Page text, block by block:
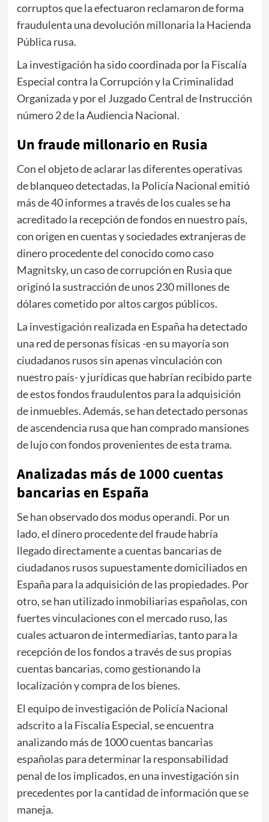
corruptos que la efectuaron reclamaron de forma
fraudulenta una devolución millonaria la Hacienda
Pública rusa.
La investigación ha sido coordinada por la Fiscalía
Especial contra la Corrupción y la Criminalidad
Organizada y por el Juzgado Central de Instrucción
número 2 de la Audiencia Nacional.
Un fraude millonario en Rusia
Con el objeto de aclarar las diferentes operativas
de blanqueo detectadas, la Policía Nacional emitió
más de 40 informes a través de los cuales se ha
acreditado la recepción de fondos en nuestro país,
con origen en cuentas y sociedades extranjeras de
dinero procedente del conocido como caso
Magnitsky, un caso de corrupción en Rusia que
originó la sustracción de unos 230 millones de
dólares cometido por altos cargos públicos.
La investigación realizada en España ha detectado
una red de personas físicas -en su mayoría son
ciudadanos rusos sin apenas vinculación con
nuestro país- y jurídicas que habrían recibido parte
de estos fondos fraudulentos para la adquisición
de inmuebles. Además, se han detectado personas
de ascendencia rusa que han comprado mansiones
de lujo con fondos provenientes de esta trama.
Analizadas más de 1000 cuentas
bancarias en España
Se han observado dos modus operandi. Por un
lado, el dinero procedente del fraude habría
llegado directamente a cuentas bancarias de
ciudadanos rusos supuestamente domiciliados en
España para la adquisición de las propiedades. Por
otro, se han utilizado inmobiliarias españolas, con
fuertes vinculaciones con el mercado ruso, las
cuales actuaron de intermediarias, tanto para la
recepción de los fondos a través de sus propias
cuentas bancarias, como gestionando la
localización y compra de los bienes.
El equipo de investigación de Policía Nacional
adscrito a la Fiscalía Especial, se encuentra
analizando más de 1000 cuentas bancarias
españolas para determinar la responsabilidad
penal de los implicados, en una investigación sin
precedentes por la cantidad de información que se
maneja.